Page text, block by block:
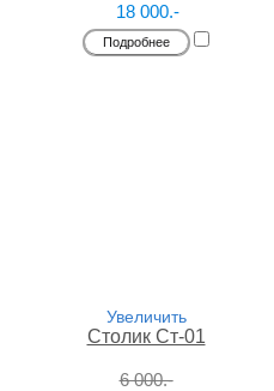
18 000.-
Подробнее
Увеличить
Столик Ст-01
6 000.-